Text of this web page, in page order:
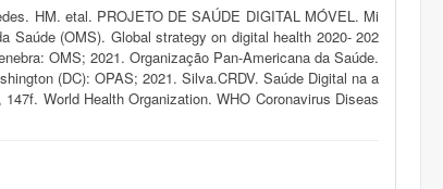
HM. etal. PROJETO DE SAÚDE DIGITAL MÓVEL. Mi
Saúde (OMS). Global strategy on digital health 2020- 202
OMS; 2021. Organização Pan-Americana da Saúde.
(DC): OPAS; 2021. Silva.CRDV. Saúde Digital na a
World Health Organization. WHO Coronavirus Diseas